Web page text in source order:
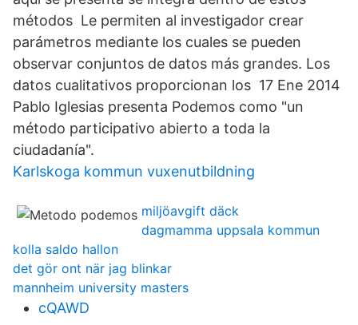
métodos Le permiten al investigador crear
parámetros mediante los cuales se pueden
observar conjuntos de datos más grandes. Los
datos cualitativos proporcionan los 17 Ene 2014
Pablo Iglesias presenta Podemos como "un
método participativo abierto a toda la
ciudadanía".
Karlskoga kommun vuxenutbildning
miljöavgift däck
dagmamma uppsala kommun
kolla saldo hallon
det gör ont när jag blinkar
mannheim university masters
cQAWD